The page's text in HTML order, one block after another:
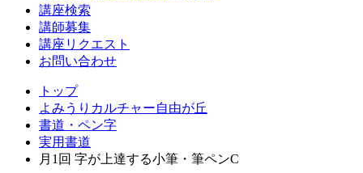
講座検索
講師募集
講座リクエスト
お問い合わせ
トップ
よみうりカルチャー自由が丘
書道・ペン字
実用書道
月1回 字が上達する小筆・筆ペンC